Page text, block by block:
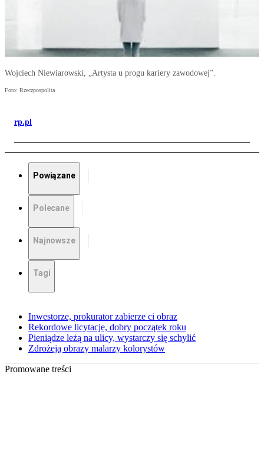
Wojciech Niewiarowski, „Artysta u progu kariery zawodowej”.
Foto: Rzeczpospolita
rp.pl
Powiązane
Polecane
Najnowsze
Tagi
Inwestorze, prokurator zabierze ci obraz
Rekordowe licytacje, dobry początek roku
Pieniądze leżą na ulicy, wystarczy się schylić
Zdrożeją obrazy malarzy kolorystów
Promowane treści